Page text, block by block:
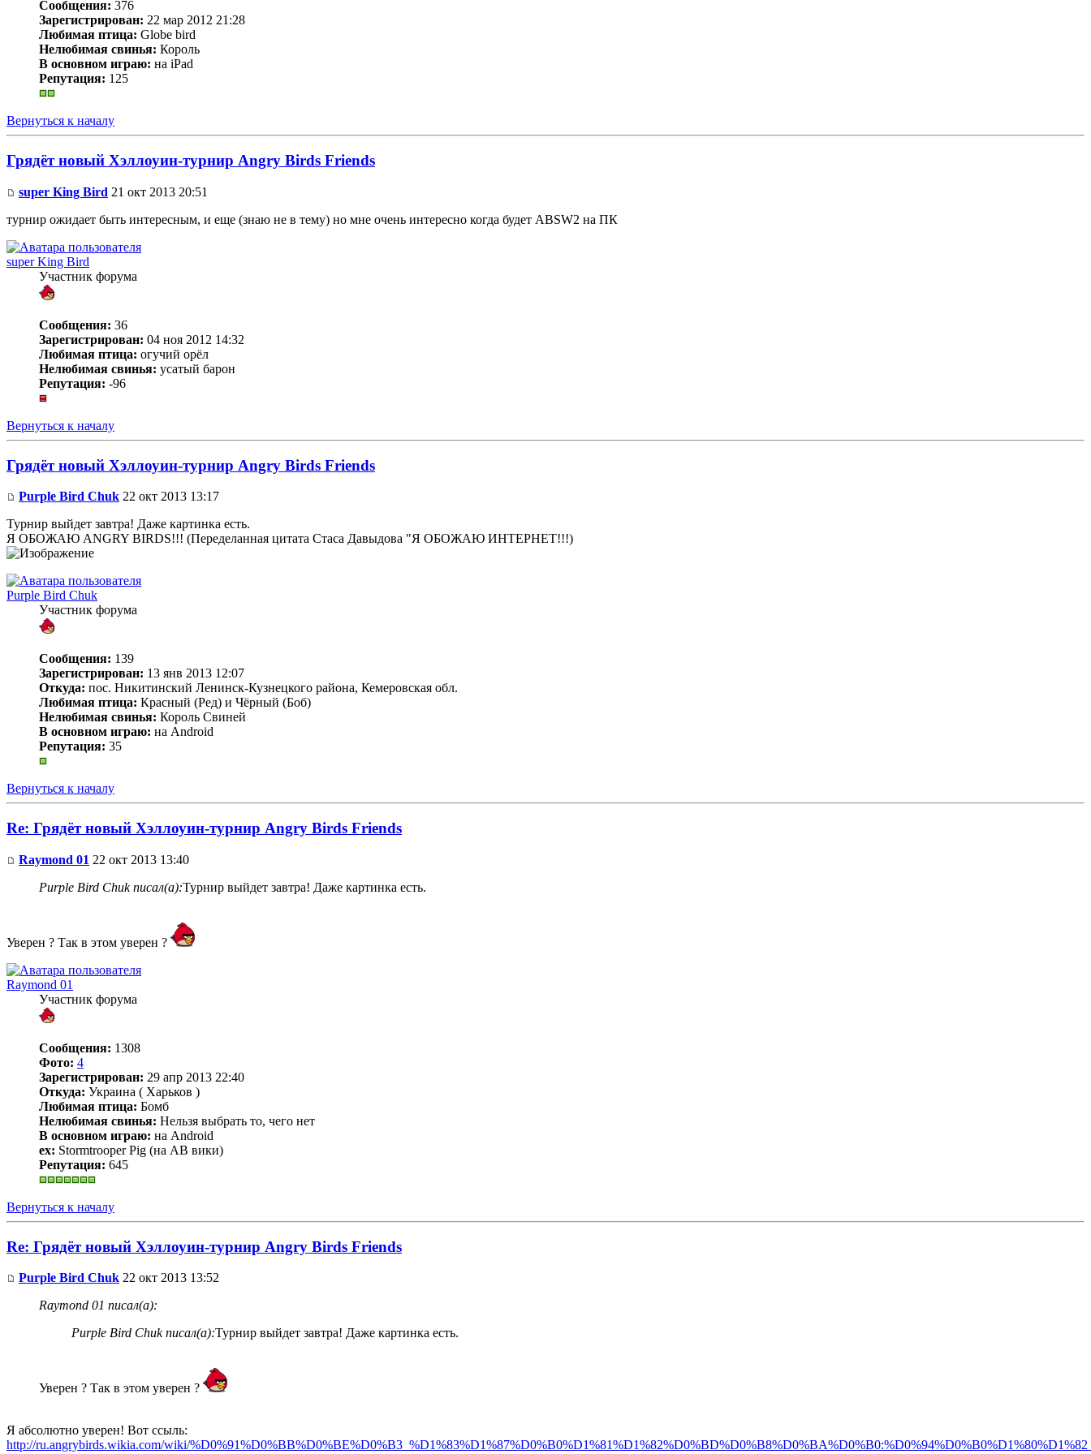
Сообщения: 376
Зарегистрирован: 22 мар 2012 21:28
Любимая птица: Globe bird
Нелюбимая свинья: Король
В основном играю: на iPad
Репутация: 125
Вернуться к началу
Грядёт новый Хэллоуин-турнир Angry Birds Friends
super King Bird 21 окт 2013 20:51
турнир ожидает быть интересным, и еще (знаю не в тему) но мне очень интересно когда будет ABSW2 на ПК
super King Bird
Участник форума
Сообщения: 36
Зарегистрирован: 04 ноя 2012 14:32
Любимая птица: огучий орёл
Нелюбимая свинья: усатый барон
Репутация: -96
Вернуться к началу
Грядёт новый Хэллоуин-турнир Angry Birds Friends
Purple Bird Chuk 22 окт 2013 13:17
Турнир выйдет завтра! Даже картинка есть.
Я ОБОЖАЮ ANGRY BIRDS!!! (Переделанная цитата Стаса Давыдова "Я ОБОЖАЮ ИНТЕРНЕТ!!!)
Purple Bird Chuk
Участник форума
Сообщения: 139
Зарегистрирован: 13 янв 2013 12:07
Откуда: пос. Никитинский Ленинск-Кузнецкого района, Кемеровская обл.
Любимая птица: Красный (Ред) и Чёрный (Боб)
Нелюбимая свинья: Король Свиней
В основном играю: на Android
Репутация: 35
Вернуться к началу
Re: Грядёт новый Хэллоуин-турнир Angry Birds Friends
Raymond 01 22 окт 2013 13:40
Purple Bird Chuk писал(а):Турнир выйдет завтра! Даже картинка есть.
Уверен ? Так в этом уверен ?
Raymond 01
Участник форума
Сообщения: 1308
Фото: 4
Зарегистрирован: 29 апр 2013 22:40
Откуда: Украина ( Харьков )
Любимая птица: Бомб
Нелюбимая свинья: Нельзя выбрать то, чего нет
В основном играю: на Android
ex: Stormtrooper Pig (на АВ вики)
Репутация: 645
Вернуться к началу
Re: Грядёт новый Хэллоуин-турнир Angry Birds Friends
Purple Bird Chuk 22 окт 2013 13:52
Raymond 01 писал(а):
Purple Bird Chuk писал(а):Турнир выйдет завтра! Даже картинка есть.
Уверен ? Так в этом уверен ?
Я абсолютно уверен! Вот ссыль:
http://ru.angrybirds.wikia.com/wiki/